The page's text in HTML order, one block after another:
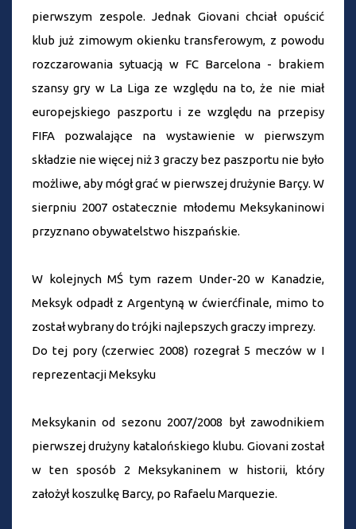
pierwszym zespole. Jednak Giovani chciał opuścić
klub już zimowym okienku transferowym, z powodu
rozczarowania sytuacją w FC Barcelona - brakiem
szansy gry w La Liga ze względu na to, że nie miał
europejskiego paszportu i ze względu na przepisy
FIFA pozwalające na wystawienie w pierwszym
składzie nie więcej niż 3 graczy bez paszportu nie było
możliwe, aby mógł grać w pierwszej drużynie Barçy. W
sierpniu 2007 ostatecznie młodemu Meksykaninowi
przyznano obywatelstwo hiszpańskie.
W kolejnych MŚ tym razem Under-20 w Kanadzie,
Meksyk odpadł z Argentyną w ćwierćfinale, mimo to
został wybrany do trójki najlepszych graczy imprezy.
Do tej pory (czerwiec 2008) rozegrał 5 meczów w I
reprezentacji Meksyku
Meksykanin od sezonu 2007/2008 był zawodnikiem
pierwszej drużyny katalońskiego klubu. Giovani został
w ten sposób 2 Meksykaninem w historii, który
założył koszulkę Barcy, po Rafaelu Marquezie.